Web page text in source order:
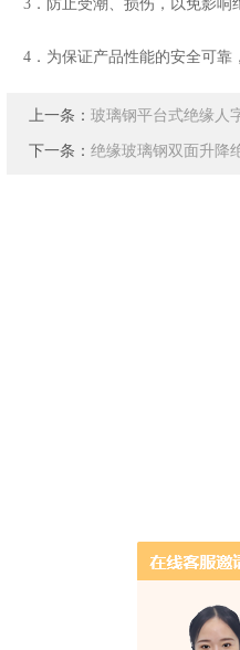
3．防止受潮、损伤，以免影响
4．为保证产品性能的安全可靠
上一条： 玻璃钢平台式绝缘人
下一条： 绝缘玻璃钢双面升降